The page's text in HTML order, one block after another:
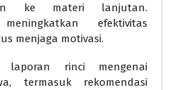
ke materi lanjutan.
efektivitas
menjaga motivasi.
laporan rinci mengenai
termasuk rekomendasi